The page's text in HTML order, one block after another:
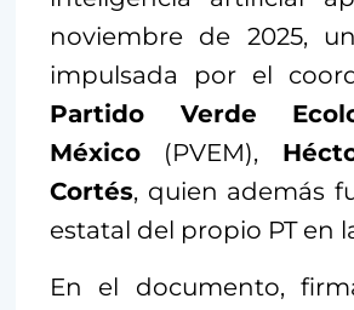
noviembre de 2025,
impulsada por el
Partido Verde
México (PVEM),
Cortés, quien además
estatal del propio PT en
En el documento,